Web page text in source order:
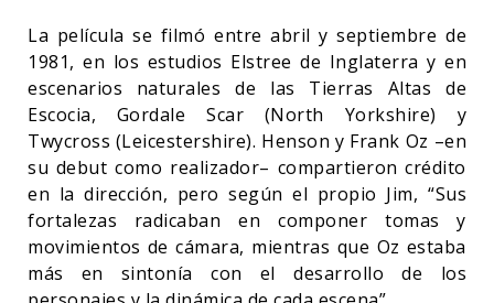
La película se filmó entre abril y septiembre de
1981, en los estudios Elstree de Inglaterra y en
escenarios naturales de las Tierras Altas de
Escocia, Gordale Scar (North Yorkshire) y
Twycross (Leicestershire). Henson y Frank Oz –en
su debut como realizador– compartieron crédito
en la dirección, pero según el propio Jim, “Sus
fortalezas radicaban en componer tomas y
movimientos de cámara, mientras que Oz estaba
más en sintonía con el desarrollo de los